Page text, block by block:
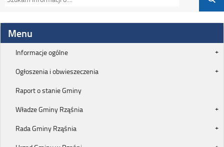
Menu
Informacje ogólne
Ogłoszenia i obwieszeczenia
Raport o stanie Gminy
Władze Gminy Rząśnia
Rada Gminy Rząśnia